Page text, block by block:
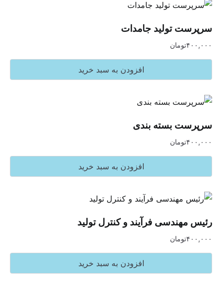
تولید جامدات
تومان
افزودن به سبد خرید
بسته بندی
تومان
افزودن به سبد خرید
فرآیند و کنترل تولید
تومان
افزودن به سبد خرید